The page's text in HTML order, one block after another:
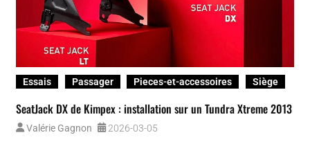
Essais Passager Pieces-et-accessoires Siège
SeatJack DX de Kimpex : installation sur un Tundra Xtreme 2013
Valérie Gagnon 2026-03-05